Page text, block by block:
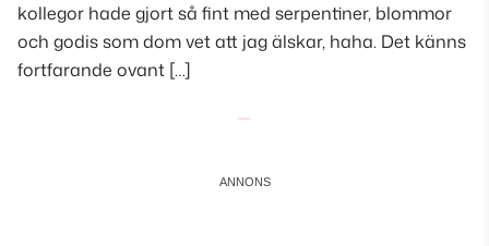
kollegor hade gjort så fint med serpentiner, blommor
och godis som dom vet att jag älskar, haha. Det känns
fortfarande ovant […]